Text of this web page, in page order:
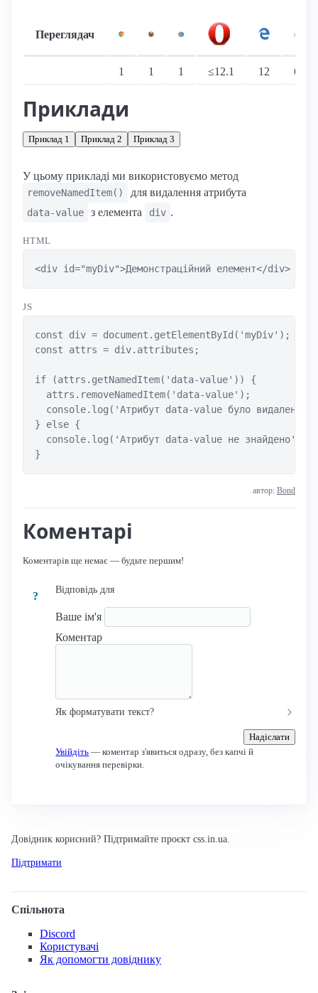
Переглядач
1 1 1 ≤12.1 12 6
Приклади
Приклад 1 Приклад 2 Приклад 3
У цьому прикладі ми використовуємо метод
removeNamedItem() для видалення атрибута
data-value з елемента div .
HTML
<div id="myDiv">Демонстраційний елемент</div>
JS
const div = document.getElementById('myDiv');
const attrs = div.attributes;
if (attrs.getNamedItem('data-value')) {
  attrs.removeNamedItem('data-value');
  console.log('Атрибут data-value було видалено');
} else {
  console.log('Атрибут data-value не знайдено');
}
автор: Bond
Коментарі
Коментарів ще немає — будьте першим!
?
Відповідь для
Ваше ім'я
Коментар
Як форматувати текст?
Надіслати
Увійдіть — коментар з'явиться одразу, без капчі й
очікування перевірки.
Довідник корисний? Підтримайте проєкт css.in.ua.
Підтримати
Спільнота
Discord
Користувачі
Як допомогти довіднику